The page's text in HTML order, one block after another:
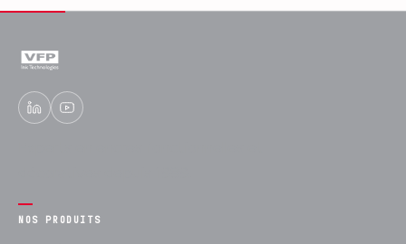
NOS PRODUITS